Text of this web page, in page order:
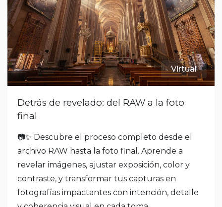
Virtual
Detrás de revelado: del RAW a la foto
final
📷✨ Descubre el proceso completo desde el
archivo RAW hasta la foto final. Aprende a
revelar imágenes, ajustar exposición, color y
contraste, y transformar tus capturas en
fotografías impactantes con intención, detalle